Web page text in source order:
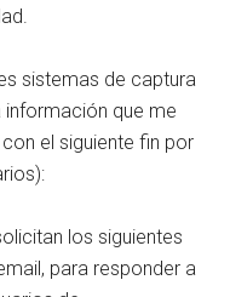
sistemas de captura
que me
el siguiente fin por
los siguientes
para responder a